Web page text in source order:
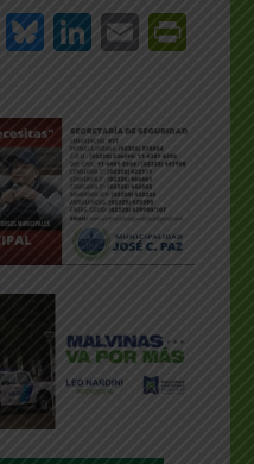
Messenger
Bluesky
LinkedIn
Email